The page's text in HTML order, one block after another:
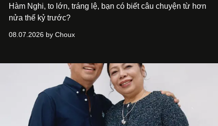
Hàm Nghi, to lớn, tráng lệ, bạn có biết câu chuyện từ hơn
nửa thế kỷ trước?
08.07.2026 by Choux